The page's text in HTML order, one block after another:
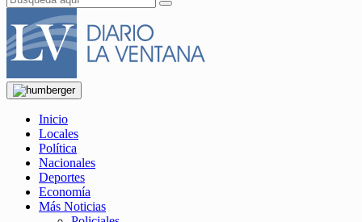
Inicio
Locales
Política
Nacionales
Deportes
Economía
Más Noticias